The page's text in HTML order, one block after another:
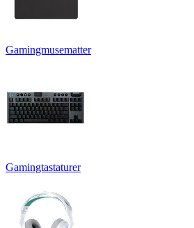
Gamingmusematter
Gamingtastaturer